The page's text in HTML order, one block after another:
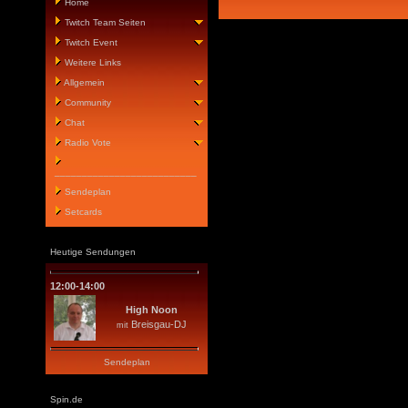
Home
Twitch Team Seiten
Twitch Event
Weitere Links
Allgemein
Community
Chat
Radio Vote
Sendeplan
Setcards
Heutige Sendungen
12:00-14:00
High Noon
mit Breisgau-DJ
Sendeplan
Spin.de